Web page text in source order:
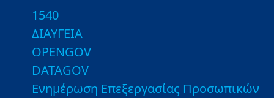
1540
ΔΙΑΥΓΕΙΑ
OPENGOV
DATAGOV
Ενημέρωση Επεξεργασίας Προσωπικών